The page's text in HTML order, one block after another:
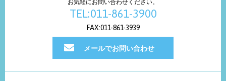
お気軽にお問い合わせください。
TEL:011-861-3900
FAX:011-861-3939
メールでお問い合わせ